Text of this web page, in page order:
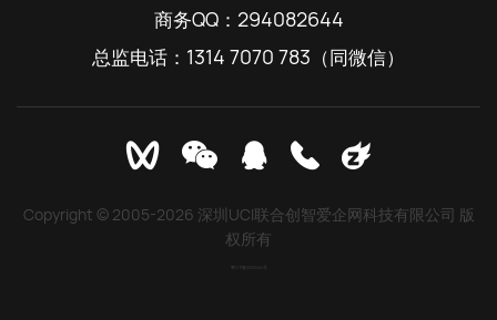
商务QQ： 294082644
总监电话： 1314 7070 783 （同微信）
Copyright © 2005-2026 深圳UCI联合创智爱企网科技有限公司 版
权所有
粤ICP备12029464号